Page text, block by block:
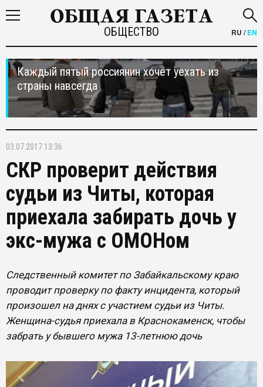
ОБЩЕСТВО RU /EN
Каждый пятый россиянин хочет уехать из
страны навсегда
03.07.2017 13:36
СКР проверит действия
судьи из Читы, которая
приехала забирать дочь у
экс-мужа с ОМОНом
Следственный комитет по Забайкальскому краю
проводит проверку по факту инцидента, который
произошел на днях с участием судьи из Читы.
Женщина-судья приехала в Краснокаменск, чтобы
забрать у бывшего мужа 13-летнюю дочь